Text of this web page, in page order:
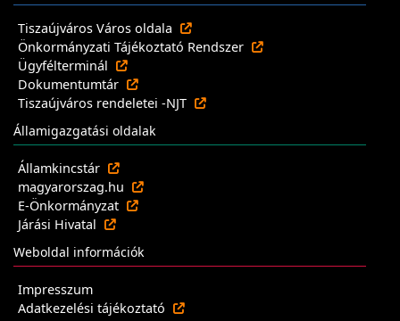
Tiszaújváros Város oldala
Önkormányzati Tájékoztató Rendszer
Ügyfélterminál
Dokumentumtár
Tiszaújváros rendeletei -NJT
Államigazgatási oldalak
Államkincstár
magyarorszag.hu
E-Önkormányzat
Járási Hivatal
Weboldal információk
Impresszum
Adatkezelési tájékoztató